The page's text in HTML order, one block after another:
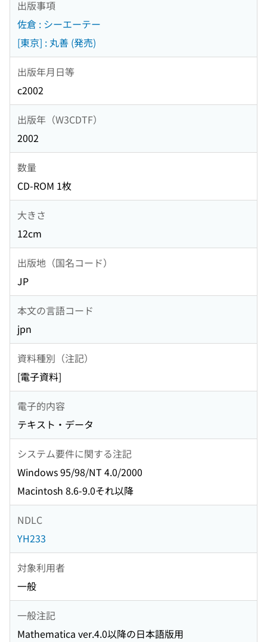
出版事項
佐倉 : シーエーテー
[東京] : 丸善 (発売)
出版年月日等
c2002
出版年（W3CDTF）
2002
数量
CD-ROM 1枚
大きさ
12cm
出版地（国名コード）
JP
本文の言語コード
jpn
資料種別（注記）
[電子資料]
電子的内容
テキスト・データ
システム要件に関する注記
Windows 95/98/NT 4.0/2000
Macintosh 8.6-9.0それ以降
NDLC
YH233
対象利用者
一般
一般注記
Mathematica ver.4.0以降の日本語版用